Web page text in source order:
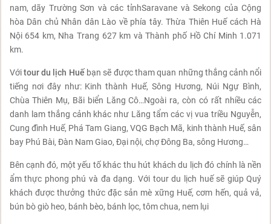
nam, dãy Trường Sơn và các tỉnhSaravane và Sekong của Cộng
hòa Dân chủ Nhân dân Lào về phía tây. Thừa Thiên Huế cách Hà
Nội 654 km, Nha Trang 627 km và Thành phố Hồ Chí Minh 1.071
km.
Vớitour du lịch Huếbạn sẽ được tham quan những thắng cảnh nổi
tiếng nơi đây như: Kinh thành Huế, Sông Hương, Núi Ngự Bình,
Chùa Thiên Mụ, Bãi biển Lăng Cô…Ngoài ra, còn có rất nhiều các
danh lam thắng cảnh khác như Lăng tẩm các vị vua triều Nguyễn,
Cung đình Huế, Phá Tam Giang, VQG Bạch Mã, kinh thành Huế, sân
bay Phú Bài, Đàn Nam Giao, Đại nội, chợ Đông Ba, sông Hương…
Bên cạnh đó, một yếu tố khác thu hút khách du lịch đó chính là nền
ẩm thực phong phú và đa dạng. Với tour du lịch huế sẽ giúp Quý
khách được thưởng thức đặc sản mè xững Huế, cơm hến, quả vả,
bún bò giò heo, bánh bèo, bánh lọc, tôm chua, nem lụi